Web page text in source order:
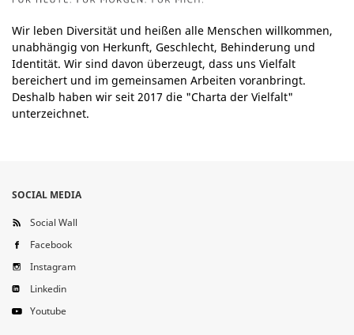
Wir leben Diversität und heißen alle Menschen willkommen,
unabhängig von Herkunft, Geschlecht, Behinderung und
Identität. Wir sind davon überzeugt, dass uns Vielfalt
bereichert und im gemeinsamen Arbeiten voranbringt.
Deshalb haben wir seit 2017 die "Charta der Vielfalt"
unterzeichnet.
SOCIAL MEDIA
Social Wall
Facebook
Instagram
Linkedin
Youtube